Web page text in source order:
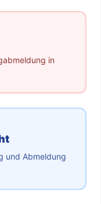
in
und Abmeldung